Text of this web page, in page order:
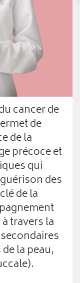
cancer de
de
de la
précoce et
qui
des
de la
travers la
la peau,